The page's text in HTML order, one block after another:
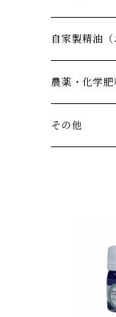
夜
いつでも
化粧水
リラックス
リフレッシュ
自家製精油（
農薬・化学
朝倉産ヒノヒ
その他